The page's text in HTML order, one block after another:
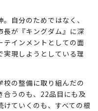
自分のためではなく、
長が『キングダム』に深
テインメントとしての面
実現しようとしている理
校の整備に取り組んだの
合うのも、22品目にも及
ていくのも、すべての根